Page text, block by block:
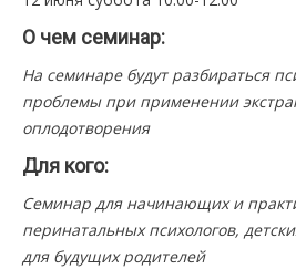
О чем семинар:
На семинаре будут разбираться
проблемы при применении
оплодотворения
Для кого:
Семинар для начинающих и
перинатальных психологов,
для будущих родителей